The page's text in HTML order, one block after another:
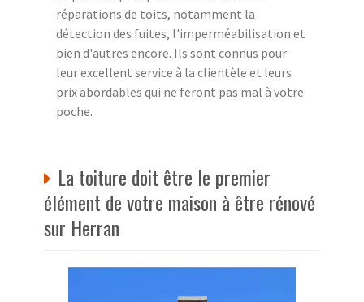
réparations de toits, notamment la
détection des fuites, l'imperméabilisation et
bien d'autres encore. Ils sont connus pour
leur excellent service à la clientèle et leurs
prix abordables qui ne feront pas mal à votre
poche.
La toiture doit être le premier
élément de votre maison à être rénové
sur Herran